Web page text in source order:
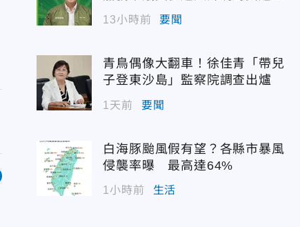
選！
13小時前 要聞
青鳥偶像大翻車！徐佳青「帶兒
子登東沙島」監察院調查出爐
1天前 要聞
白海豚颱風假有望？各縣市暴風
侵襲率曝 最高達64%
1小時前 生活